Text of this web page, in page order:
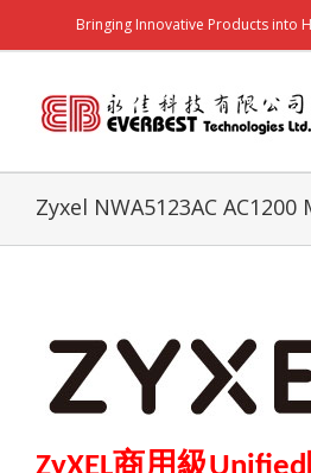
Bringing Innovative Products into
Zyxel NWA5123AC AC1200
商用級